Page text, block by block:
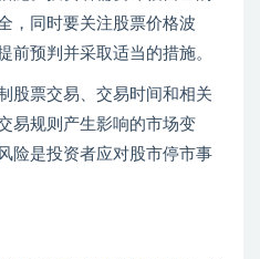
，同时要关注股票价格波
前预判并采取适当的措施。
股票交易、交易时间和相关
易规则产生影响的市场变
险是投资者应对股市停市事